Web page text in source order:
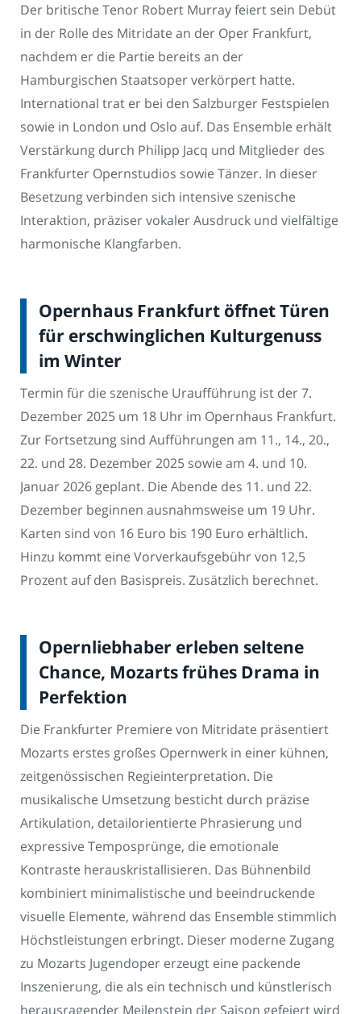
Der britische Tenor Robert Murray feiert sein Debüt
in der Rolle des Mitridate an der Oper Frankfurt,
nachdem er die Partie bereits an der
Hamburgischen Staatsoper verkörpert hatte.
International trat er bei den Salzburger Festspielen
sowie in London und Oslo auf. Das Ensemble erhält
Verstärkung durch Philipp Jacq und Mitglieder des
Frankfurter Opernstudios sowie Tänzer. In dieser
Besetzung verbinden sich intensive szenische
Interaktion, präziser vokaler Ausdruck und vielfältige
harmonische Klangfarben.
Opernhaus Frankfurt öffnet Türen
für erschwinglichen Kulturgenuss
im Winter
Termin für die szenische Uraufführung ist der 7.
Dezember 2025 um 18 Uhr im Opernhaus Frankfurt.
Zur Fortsetzung sind Aufführungen am 11., 14., 20.,
22. und 28. Dezember 2025 sowie am 4. und 10.
Januar 2026 geplant. Die Abende des 11. und 22.
Dezember beginnen ausnahmsweise um 19 Uhr.
Karten sind von 16 Euro bis 190 Euro erhältlich.
Hinzu kommt eine Vorverkaufsgebühr von 12,5
Prozent auf den Basispreis. Zusätzlich berechnet.
Opernliebhaber erleben seltene
Chance, Mozarts frühes Drama in
Perfektion
Die Frankfurter Premiere von Mitridate präsentiert
Mozarts erstes großes Opernwerk in einer kühnen,
zeitgenössischen Regieinterpretation. Die
musikalische Umsetzung besticht durch präzise
Artikulation, detailorientierte Phrasierung und
expressive Temposprünge, die emotionale
Kontraste herauskristallisieren. Das Bühnenbild
kombiniert minimalistische und beeindruckende
visuelle Elemente, während das Ensemble stimmlich
Höchstleistungen erbringt. Dieser moderne Zugang
zu Mozarts Jugendoper erzeugt eine packende
Inszenierung, die als ein technisch und künstlerisch
herausragender Meilenstein der Saison gefeiert wird